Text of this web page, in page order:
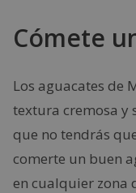
Cómete
Los aguacates de
textura cremosa y
que no tendrás
comerte un buen
en cualquier zona